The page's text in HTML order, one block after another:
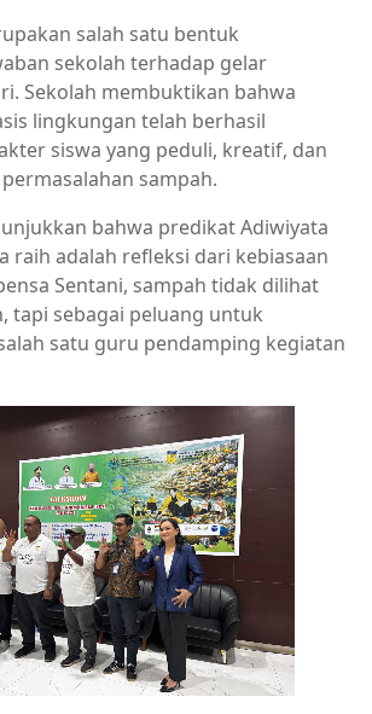
salah satu bentuk
sekolah terhadap gelar
Sekolah membuktikan bahwa
lingkungan telah berhasil
siswa yang peduli, kreatif, dan
sampah.
bahwa predikat Adiwiyata
raih adalah refleksi dari kebiasaan
Sentani, sampah tidak dilihat
tapi sebagai peluang untuk
satu guru pendamping kegiatan